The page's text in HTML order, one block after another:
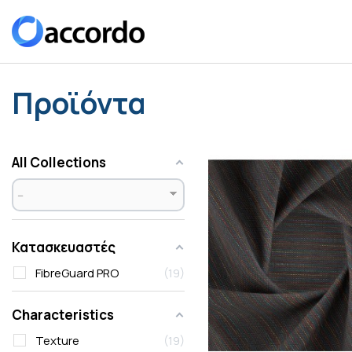
Προϊόντα
All Collections
Κατασκευαστές
FibreGuard PRO 19
Characteristics
Texture 19